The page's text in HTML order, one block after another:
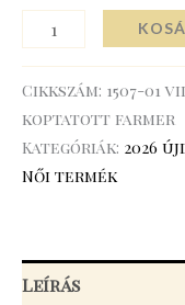
Cikkszám: 1507-01
koptatott farmer
Kategóriák: 2026
Női termék
Leírás